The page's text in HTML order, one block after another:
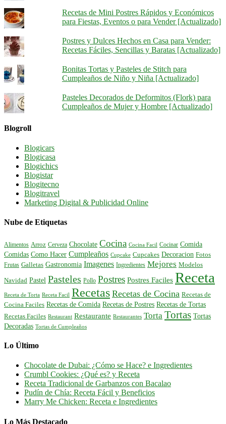
Recetas de Mini Postres Rápidos y Económicos
para Fiestas, Eventos o para Vender [Actualizado]
Postres y Dulces Hechos en Casa para Vender:
Recetas Fáciles, Sencillas y Baratas [Actualizado]
Bonitas Tortas y Pasteles de Stitch para
Cumpleaños de Niño y Niña [Actualizado]
Pasteles Decorados de Deformitos (Flork) para
Cumpleaños de Mujer y Hombre [Actualizado]
Blogroll
Blogicars
Blogicasa
Blogichics
Blogistar
Blogitecno
Blogitravel
Marketing Digital & Publicidad Online
Nube de Etiquetas
Alimentos Arroz Cerveza Chocolate Cocina Cocina Facil Cocinar Comida
Comidas Como Hacer Cumpleaños Cupcake Cupcakes Decoracion Fotos
Frutas Galletas Gastronomia Imagenes Ingredientes Mejores Modelos
Navidad Pastel Pasteles Pollo Postres Postres Faciles Receta
Receta de Torta Receta Facil Recetas Recetas de Cocina Recetas de
Cocina Faciles Recetas de Comida Recetas de Postres Recetas de Tortas
Recetas Faciles Restaurant Restaurante Restaurantes Torta Tortas Tortas
Decoradas Tortas de Cumpleaños
Lo Último
Chocolate de Dubai: ¿Cómo se Hace? e Ingredientes
Crumbl Cookies: ¿Qué es? y Receta
Receta Tradicional de Garbanzos con Bacalao
Pudín de Chía: Receta Fácil y Beneficios
Marry Me Chicken: Receta e Ingredientes
Lo Más Destacado